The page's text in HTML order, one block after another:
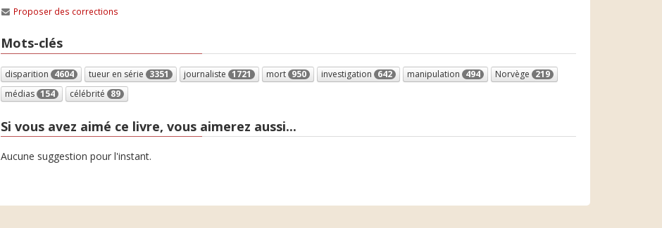
Proposer des corrections
Mots-clés
disparition 4604 tueur en série 3351 journaliste 1721 mort 950 investigation 642 manipulation 494 Norvège 219
médias 154 célébrité 89
Si vous avez aimé ce livre, vous aimerez aussi...
Aucune suggestion pour l'instant.